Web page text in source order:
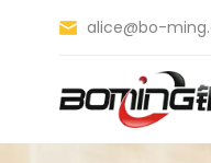
alice@bo-